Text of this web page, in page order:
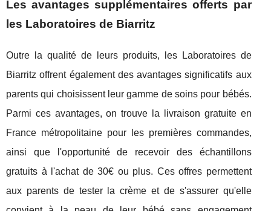
Les avantages supplémentaires offerts par
les Laboratoires de Biarritz
Outre la qualité de leurs produits, les Laboratoires de
Biarritz offrent également des avantages significatifs aux
parents qui choisissent leur gamme de soins pour bébés.
Parmi ces avantages, on trouve la livraison gratuite en
France métropolitaine pour les premières commandes,
ainsi que l'opportunité de recevoir des échantillons
gratuits à l'achat de 30€ ou plus. Ces offres permettent
aux parents de tester la crème et de s'assurer qu'elle